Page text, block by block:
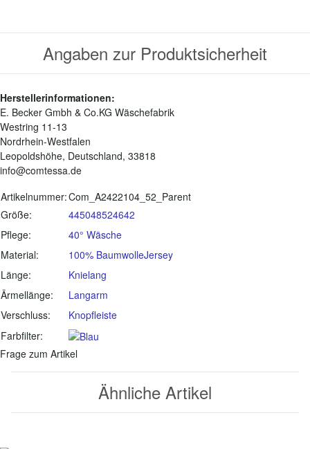
Angaben zur Produktsicherheit
Herstellerinformationen:
E. Becker Gmbh & Co.KG Wäschefabrik
Westring 11-13
Nordrhein-Westfalen
Leopoldshöhe, Deutschland, 33818
info@comtessa.de
Produkteigenschaft
Wert
Artikelnummer:Com_A2422104_52_Parent
Größe:
445048524642
Pflege:
40° Wäsche
Material:
100% BaumwolleJersey
Länge:
Knielang
Ärmellänge:
Langarm
Verschluss:
Knopfleiste
Farbfilter:
Frage zum Artikel
Ähnliche Artikel